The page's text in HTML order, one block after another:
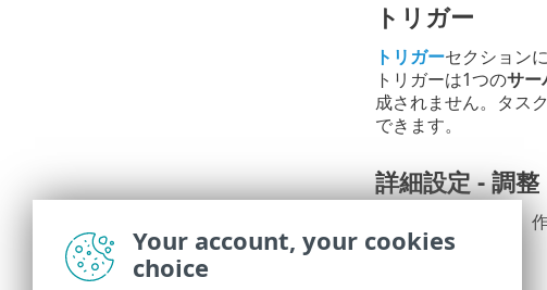
トリガー
トリガーセクション
トリガーは1つのサー
成されません。タス
できます。
詳細設定 - 調整
を設定すると、
Your account, your cookies
choice